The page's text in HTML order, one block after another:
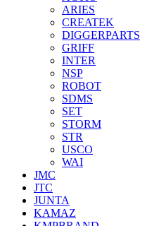
ARIES
CREATEK
DIGGERPARTS
GRIFF
INTER
NSP
ROBOT
SDMS
SET
STORM
STR
USCO
WAI
JMC
JTC
JUNTA
KAMAZ